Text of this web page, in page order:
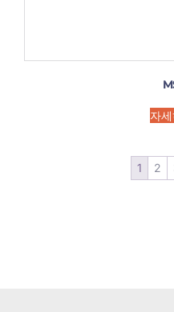
자
1 2